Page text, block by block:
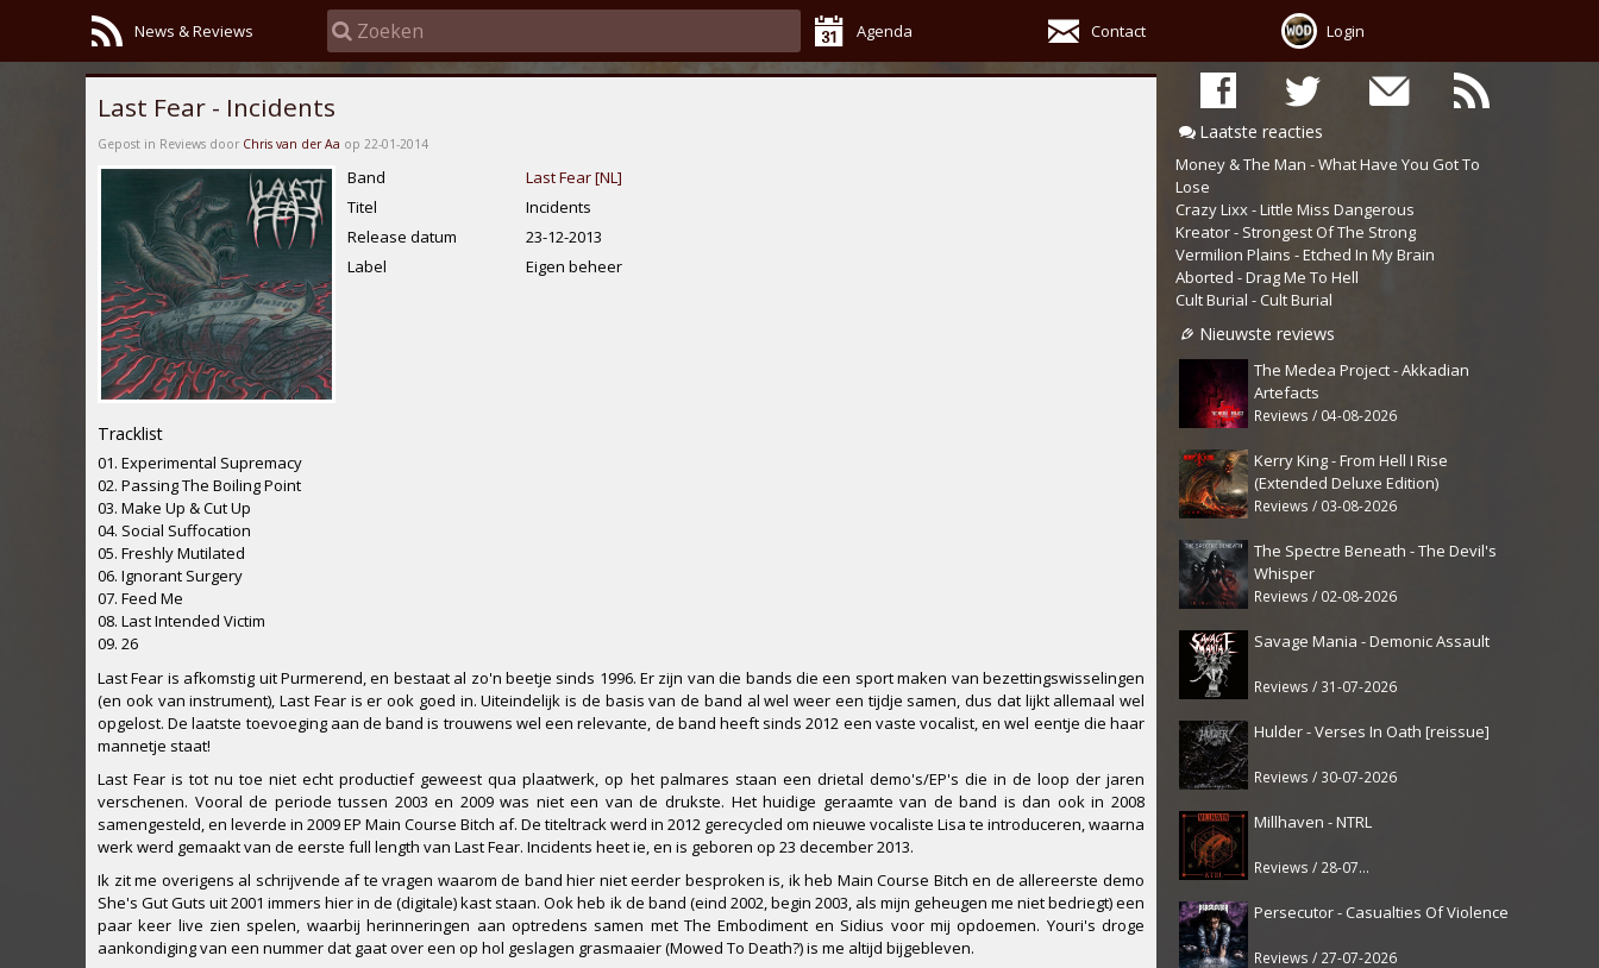
News & Reviews Agenda Contact Login
Laatste reacties
Money & The Man - What Have You Got To
Lose
Crazy Lixx - Little Miss Dangerous
Kreator - Strongest Of The Strong
Vermilion Plains - Etched In My Brain
Aborted - Drag Me To Hell
Cult Burial - Cult Burial
Nieuwste reviews
The Medea Project - Akkadian
Artefacts
Reviews / 04-08-2026
Kerry King - From Hell I Rise
(Extended Deluxe Edition)
Reviews / 03-08-2026
The Spectre Beneath - The Devil's
Whisper
Reviews / 02-08-2026
Savage Mania - Demonic Assault
Reviews / 31-07-2026
Hulder - Verses In Oath [reissue]
Reviews / 30-07-2026
Millhaven - NTRL
Reviews / 28-07-2026
Persecutor - Casualties Of Violence
Reviews / 27-07-2026
Last Fear - Incidents
Gepost in Reviews door Chris van der Aa op 22-01-2014
Band
Last Fear [NL]
Titel
Incidents
Release datum
23-12-2013
Label
Eigen beheer
Tracklist
01. Experimental Supremacy
02. Passing The Boiling Point
03. Make Up & Cut Up
04. Social Suffocation
05. Freshly Mutilated
06. Ignorant Surgery
07. Feed Me
08. Last Intended Victim
09. 26
Last Fear is afkomstig uit Purmerend, en bestaat al zo'n beetje sinds 1996. Er zijn van die bands die een sport maken van bezettingswisselingen
(en ook van instrument), Last Fear is er ook goed in. Uiteindelijk is de basis van de band al wel weer een tijdje samen, dus dat lijkt allemaal wel
opgelost. De laatste toevoeging aan de band is trouwens wel een relevante, de band heeft sinds 2012 een vaste vocalist, en wel eentje die haar
mannetje staat!
Last Fear is tot nu toe niet echt productief geweest qua plaatwerk, op het palmares staan een drietal demo's/EP's die in de loop der jaren
verschenen. Vooral de periode tussen 2003 en 2009 was niet een van de drukste. Het huidige geraamte van de band is dan ook in 2008
samengesteld, en leverde in 2009 EP Main Course Bitch af. De titeltrack werd in 2012 gerecycled om nieuwe vocaliste Lisa te introduceren, waarna
werk werd gemaakt van de eerste full length van Last Fear. Incidents heet ie, en is geboren op 23 december 2013.
Ik zit me overigens al schrijvende af te vragen waarom de band hier niet eerder besproken is, ik heb Main Course Bitch en de allereerste demo
She's Gut Guts uit 2001 immers hier in de (digitale) kast staan. Ook heb ik de band (eind 2002, begin 2003, als mijn geheugen me niet bedriegt) een
paar keer live zien spelen, waarbij herinneringen aan optredens samen met The Embodiment en Sidius voor mij opdoemen. Youri's droge
aankondiging van een nummer dat gaat over een op hol geslagen grasmaaier (Mowed To Death?) is me altijd bijgebleven.